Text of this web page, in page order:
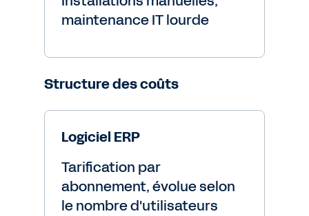
maintenance IT lourde
Structure des coûts
Logiciel ERP
Tarification par
abonnement, évolue selon
le nombre d'utilisateurs